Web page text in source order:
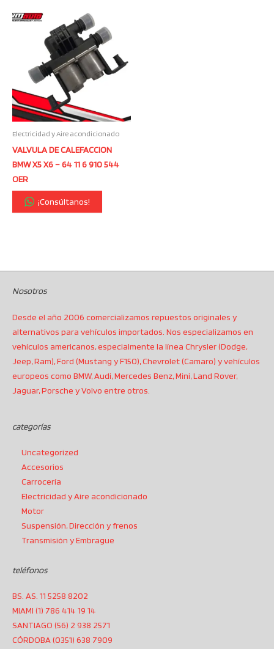
Electricidad y Aire acondicionado
VALVULA DE CALEFACCION
BMW X5 X6 – 64 11 6 910 544
OER
¡Consúltanos!
Nosotros
Desde el año 2006 comercializamos repuestos originales y
alternativos para vehículos importados. Nos especializamos en
vehículos americanos, especialmente la línea Chrysler (Dodge,
Jeep, Ram), Ford (Mustang y F150), Chevrolet (Camaro) y vehículos
europeos como BMW, Audi, Mercedes Benz, Mini, Land Rover,
Jaguar, Porsche y Volvo entre otros.
categorías
Uncategorized
Accesorios
Carrocería
Electricidad y Aire acondicionado
Motor
Suspensión, Dirección y frenos
Transmisión y Embrague
teléfonos
BS. AS. 11 5258 8202
MIAMI (1) 786 414 19 14
SANTIAGO (56) 2 938 2571
CÓRDOBA (0351) 638 7909